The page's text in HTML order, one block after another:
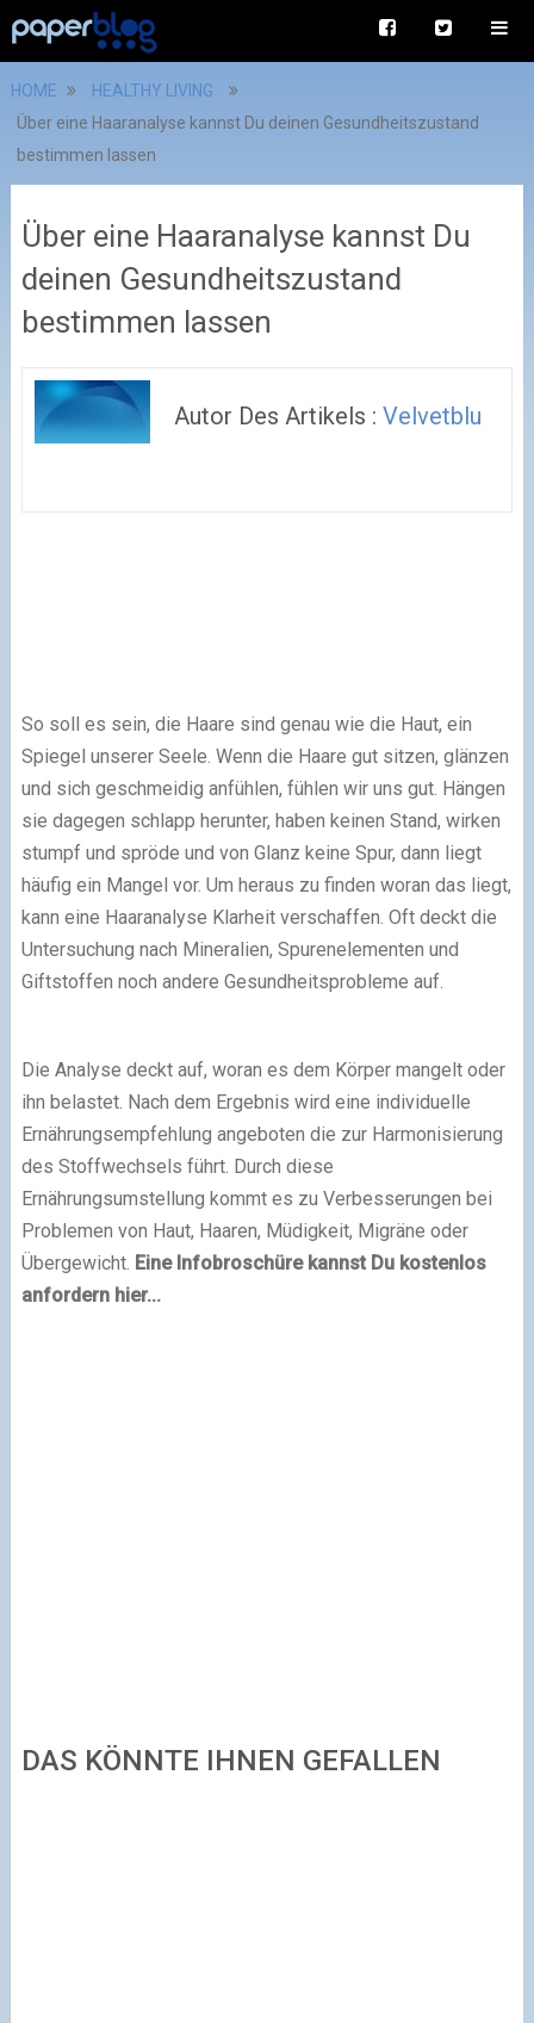
HOME
HEALTHY LIVING
Über eine Haaranalyse kannst Du deinen Gesundheitszustand
bestimmen lassen
Über eine Haaranalyse kannst Du
deinen Gesundheitszustand
bestimmen lassen
Autor Des Artikels :Velvetblu
So soll es sein, die Haare sind genau wie die Haut, ein
Spiegel unserer Seele. Wenn die Haare gut sitzen, glänzen
und sich geschmeidig anfühlen, fühlen wir uns gut. Hängen
sie dagegen schlapp herunter, haben keinen Stand, wirken
stumpf und spröde und von Glanz keine Spur, dann liegt
häufig ein Mangel vor. Um heraus zu finden woran das liegt,
kann eine Haaranalyse Klarheit verschaffen. Oft deckt die
Untersuchung nach Mineralien, Spurenelementen und
Giftstoffen noch andere Gesundheitsprobleme auf.
Die Analyse deckt auf, woran es dem Körper mangelt oder
ihn belastet. Nach dem Ergebnis wird eine individuelle
Ernährungsempfehlung angeboten die zur Harmonisierung
des Stoffwechsels führt. Durch diese
Ernährungsumstellung kommt es zu Verbesserungen bei
Problemen von Haut, Haaren, Müdigkeit, Migräne oder
Übergewicht. Eine Infobroschüre kannst Du kostenlos
anfordern hier...
DAS KÖNNTE IHNEN GEFALLEN